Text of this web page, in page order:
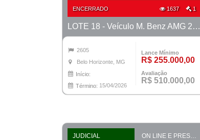
ENCERRADO 1637 1
LOTE 18 - Veículo M. Benz AMG 2022 - PROCESSO 0010588-41.2025-15ª BH
2605
Belo Horizonte, MG
Início:
Término: 15/04/2026
Lance Mínimo
R$ 255.000,00
Avaliação
R$ 510.000,00
JUDICIAL ON LINE E PRESENCIAL